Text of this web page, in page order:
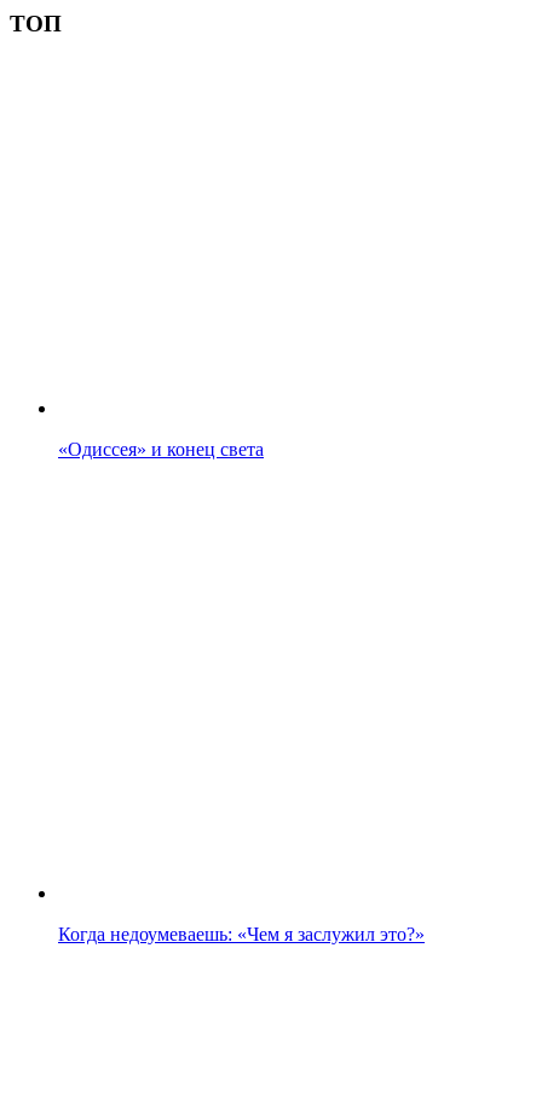
ТОП
«Одиссея» и конец света
Когда недоумеваешь: «Чем я заслужил это?»